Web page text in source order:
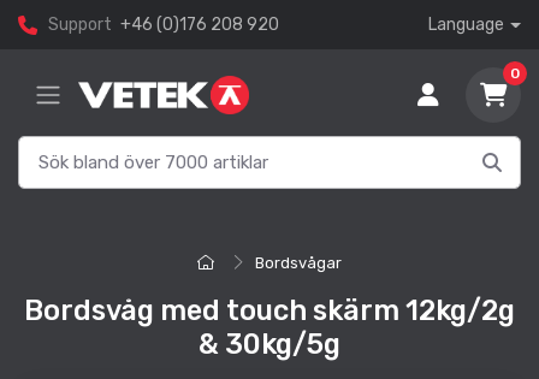
Support +46 (0)176 208 920 Language
0
Bordsvågar
Bordsvåg med touch skärm 12kg/2g
& 30kg/5g